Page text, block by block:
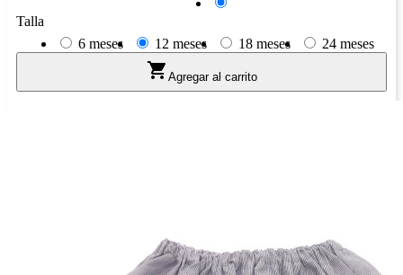
Talla
6 meses
12 meses 18 meses 24 meses
 Agregar al carrito